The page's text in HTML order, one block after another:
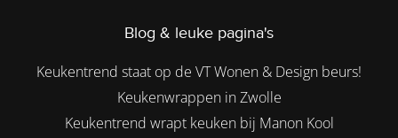
Blog & leuke pagina's
Keukentrend staat op de VT Wonen & Design beurs!
Keukenwrappen in Zwolle
Keukentrend wrapt keuken bij Manon Kool